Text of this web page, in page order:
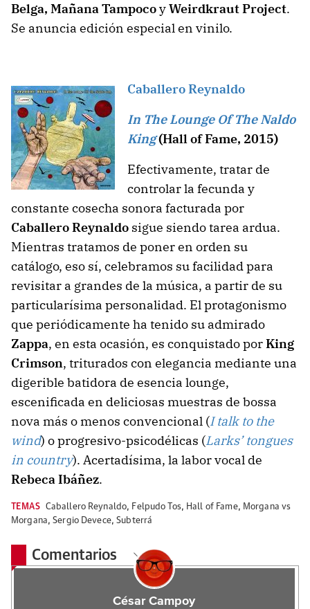
Belga, Mañana TampocoyWeirdkraut Project.
Se anuncia edición especial en vinilo.
Caballero Reynaldo
In The Lounge Of The Naldo
King(Hall of Fame, 2015)
Efectivamente, tratar de
controlar la fecunda y
constante cosecha sonora facturada por
Caballero Reynaldo sigue siendo tarea ardua.
Mientras tratamos de poner en orden su
catálogo, eso sí, celebramos su facilidad para
revisitar a grandes de la música, a partir de su
particularísima personalidad. El protagonismo
que periódicamente ha tenido su admirado
Zappa, en esta ocasión, es conquistado porKing
Crimson, triturados con elegancia mediante una
digerible batidora de esencia lounge,
escenificada en deliciosas muestras de bossa
nova más o menos convencional (I talk to the
wind) o progresivo-psicodélicas (Larks’ tongues
in country). Acertadísima, la labor vocal de
Rebeca Ibáñez.
TEMAS Caballero Reynaldo, Felpudo Tos, Hall of Fame, Morgana vs
Morgana,Sergio Devece,Subterrá
Comentarios
César Campoy